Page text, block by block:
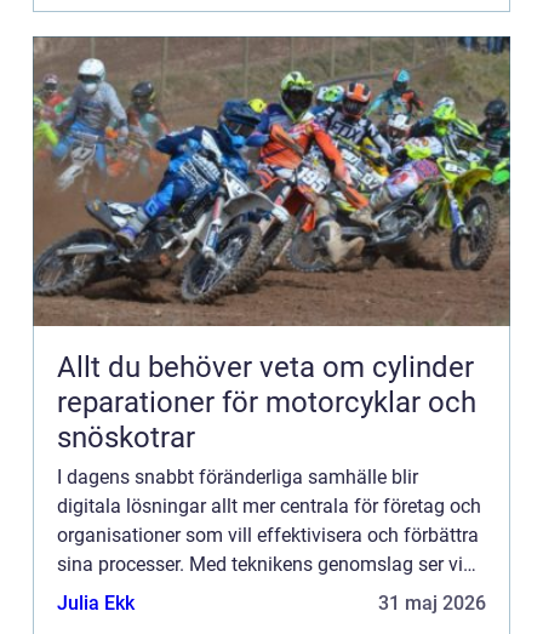
Allt du behöver veta om cylinder
reparationer för motorcyklar och
snöskotrar
I dagens snabbt föränderliga samhälle blir
digitala lösningar allt mer centrala för företag och
organisationer som vill effektivisera och förbättra
sina processer. Med teknikens genomslag ser vi
en transformati...
Julia Ekk 31 maj 2026